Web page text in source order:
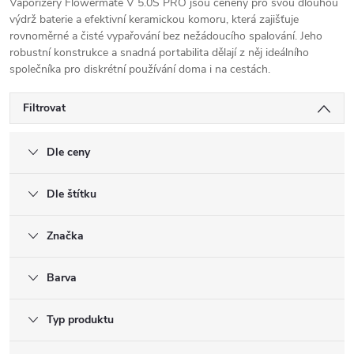
výdrž baterie a efektivní keramickou komoru, která zajišťuje
rovnoměrné a čisté vypařování bez nežádoucího spalování. Jeho
robustní konstrukce a snadná portabilita dělají z něj ideálního
společníka pro diskrétní používání doma i na cestách.
Filtrovat
Dle ceny
Dle štítku
Značka
Barva
Typ produktu